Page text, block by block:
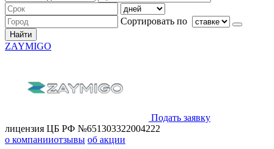
Сортировать по
Найти
ZAYMIGO
Подать заявку
лицензия ЦБ РФ №651303322004222
о компанииотзывы об акции